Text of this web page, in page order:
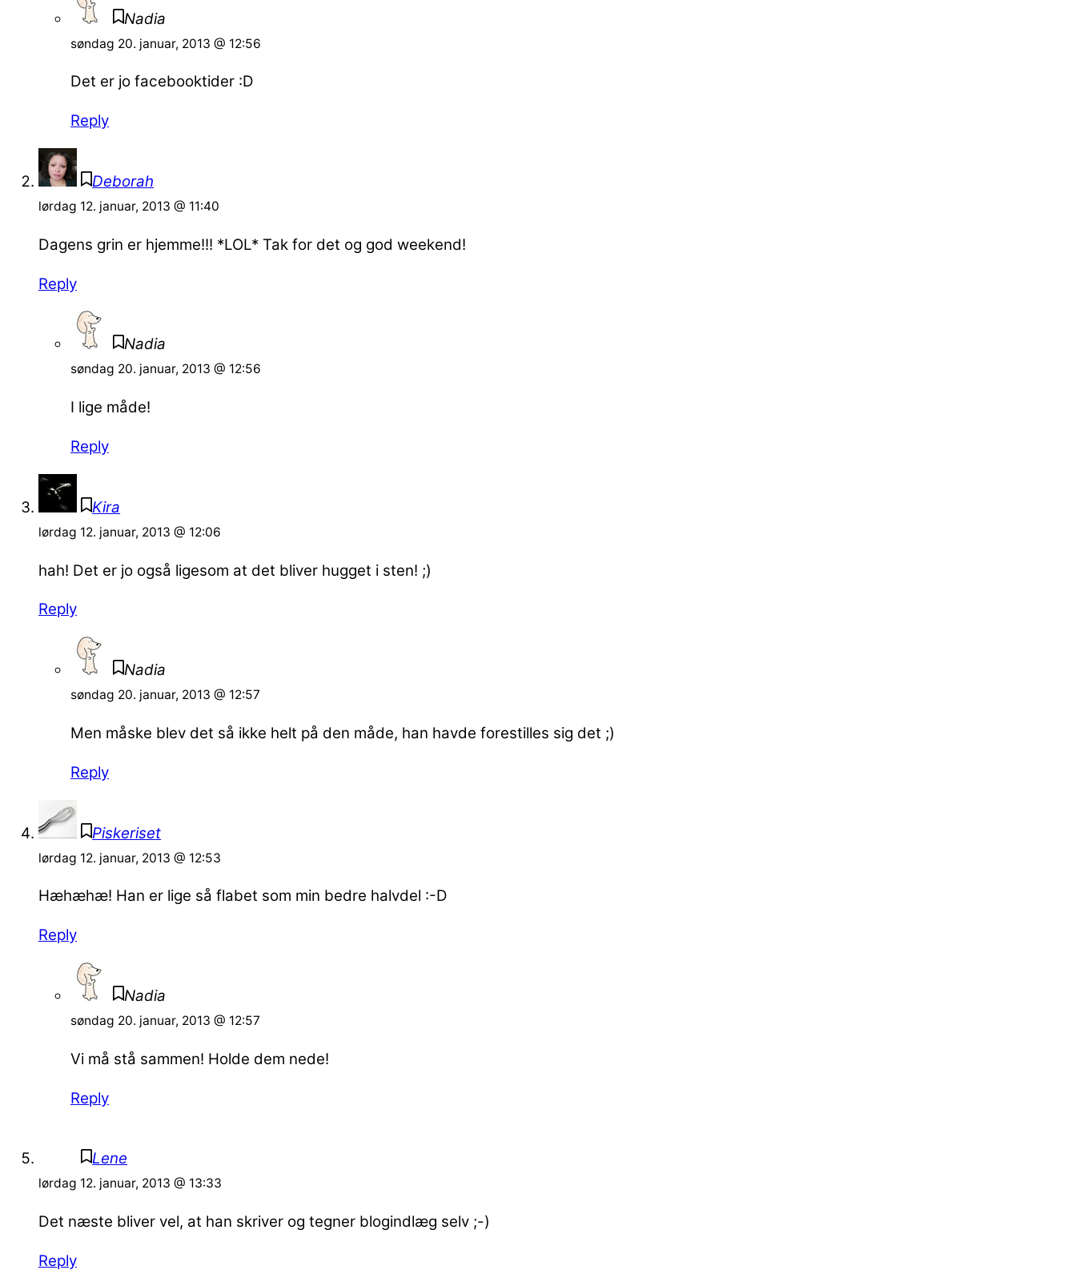
Nadia
søndag 20. januar, 2013 @ 12:56
Det er jo facebooktider :D
Reply
Deborah
lørdag 12. januar, 2013 @ 11:40
Dagens grin er hjemme!!! *LOL* Tak for det og god weekend!
Reply
Nadia
søndag 20. januar, 2013 @ 12:56
I lige måde!
Reply
Kira
lørdag 12. januar, 2013 @ 12:06
hah! Det er jo også ligesom at det bliver hugget i sten! ;)
Reply
Nadia
søndag 20. januar, 2013 @ 12:57
Men måske blev det så ikke helt på den måde, han havde forestilles sig det ;)
Reply
Piskeriset
lørdag 12. januar, 2013 @ 12:53
Hæhæhæ! Han er lige så flabet som min bedre halvdel :-D
Reply
Nadia
søndag 20. januar, 2013 @ 12:57
Vi må stå sammen! Holde dem nede!
Reply
Lene
lørdag 12. januar, 2013 @ 13:33
Det næste bliver vel, at han skriver og tegner blogindlæg selv ;-)
Reply